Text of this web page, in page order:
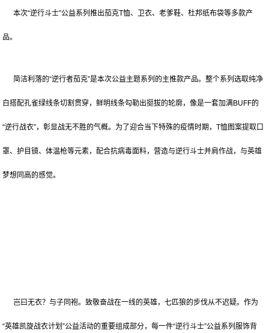
本次“逆行斗士”公益系列推出茄克T恤、卫衣、老爹鞋、杜邦纸布袋等多款产
品。
简洁利落的“逆行者茄克”是本次公益主题系列的主推款产品。整个系列选取纯净
白搭配孔雀绿线条切割贯穿，鲜明线条勾勒出挺拔的轮廓，像是一套加满BUFF的
“逆行战衣”，彰显战无不胜的气概。为了迎合当下特殊的疫情时期，T恤图案提取口
罩、护目镜、体温枪等元素，配合抗病毒面料，营造与逆行斗士并肩作战，与英雄
梦想同高的感觉。
岂曰无衣？与子同袍。致敬奋战在一线的英雄，七匹狼的步伐从不迟疑。作为
“英雄凯旋战衣计划”公益活动的重要组成部分，每一件“逆行斗士”公益系列服饰背